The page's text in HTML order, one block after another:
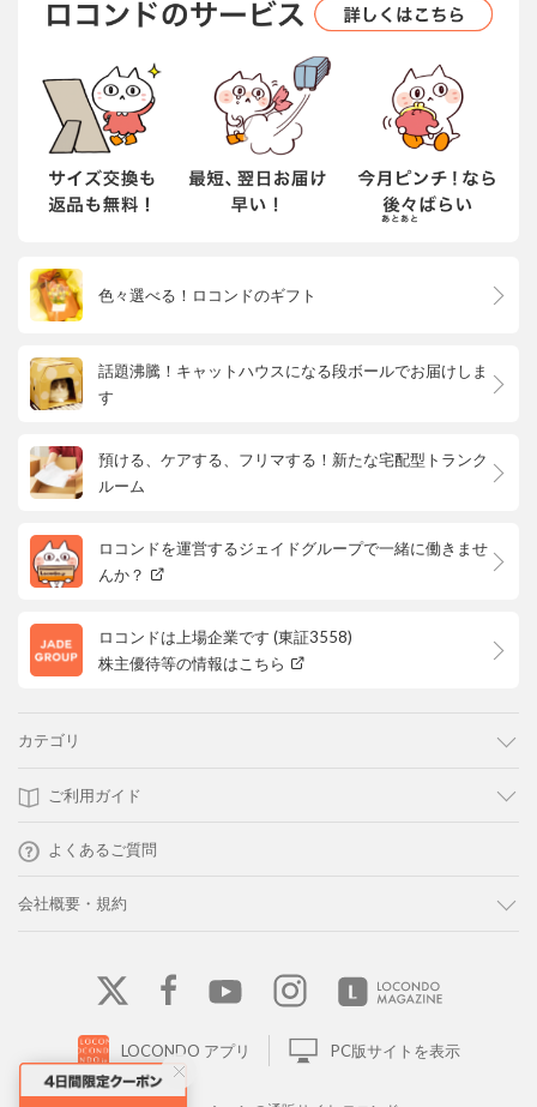
色々選べる！ロコンドのギフト
話題沸騰！キャットハウスになる段ボールでお届けしま
す
預ける、ケアする、フリマする！新たな宅配型トランク
ルーム
ロコンドを運営するジェイドグループで一緒に働きませ
んか？
ロコンドは上場企業です (東証3558)
株主優待等の情報はこちら
カテゴリ
ご利用ガイド
よくあるご質問
会社概要・規約
LOCONDO アプリ PC版サイトを表示